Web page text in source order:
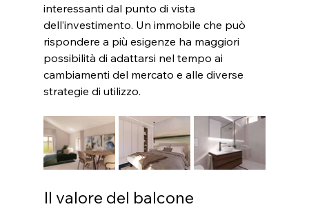
interessanti dal punto di vista
dell’investimento. Un immobile che può
rispondere a più esigenze ha maggiori
possibilità di adattarsi nel tempo ai
cambiamenti del mercato e alle diverse
strategie di utilizzo.
Il valore del balcone